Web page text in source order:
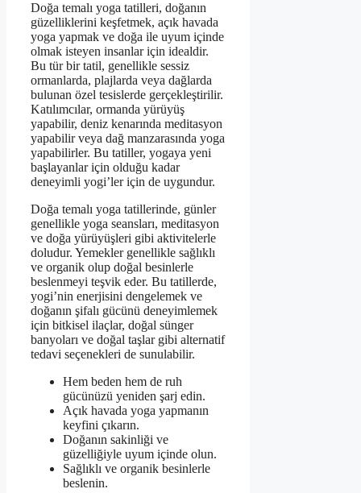
Doğa temalı yoga tatilleri, doğanın
güzelliklerini keşfetmek, açık havada
yoga yapmak ve doğa ile uyum içinde
olmak isteyen insanlar için idealdir.
Bu tür bir tatil, genellikle sessiz
ormanlarda, plajlarda veya dağlarda
bulunan özel tesislerde gerçekleştirilir.
Katılımcılar, ormanda yürüyüş
yapabilir, deniz kenarında meditasyon
yapabilir veya dağ manzarasında yoga
yapabilirler. Bu tatiller, yogaya yeni
başlayanlar için olduğu kadar
deneyimli yogi’ler için de uygundur.
Doğa temalı yoga tatillerinde, günler
genellikle yoga seansları, meditasyon
ve doğa yürüyüşleri gibi aktivitelerle
doludur. Yemekler genellikle sağlıklı
ve organik olup doğal besinlerle
beslenmeyi teşvik eder. Bu tatillerde,
yogi’nin enerjisini dengelemek ve
doğanın şifalı gücünü deneyimlemek
için bitkisel ilaçlar, doğal sünger
banyoları ve doğal taşlar gibi alternatif
tedavi seçenekleri de sunulabilir.
Hem beden hem de ruh
gücünüzü yeniden şarj edin.
Açık havada yoga yapmanın
keyfini çıkarın.
Doğanın sakinliği ve
güzelliğiyle uyum içinde olun.
Sağlıklı ve organik besinlerle
beslenin.